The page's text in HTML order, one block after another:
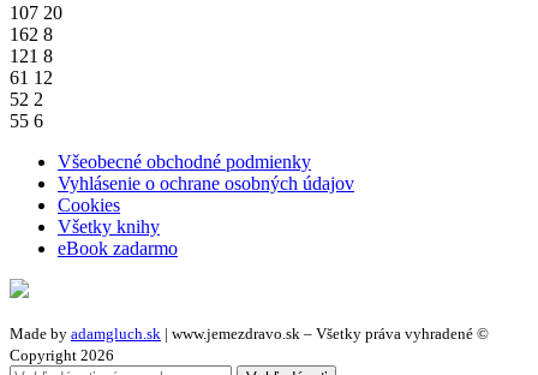
107 20
162 8
121 8
61 12
52 2
55 6
Všeobecné obchodné podmienky
Vyhlásenie o ochrane osobných údajov
Cookies
Všetky knihy
eBook zadarmo
Made by adamgluch.sk | www.jemezdravo.sk – Všetky práva vyhradené ©
Copyright 2026